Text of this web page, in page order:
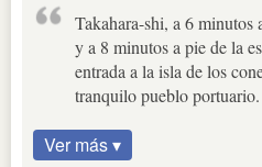
Takahara-shi, a 6
y a 8 minutos a pie de la
entrada a la isla de los
tranquilo pueblo portuario.
Ver más ▾